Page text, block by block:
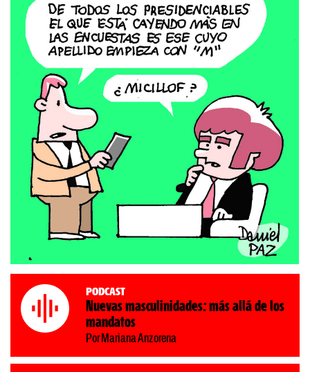
Podcast
Nuevas masculinidades: más allá de los
mandatos
Por Mariana Anzorena